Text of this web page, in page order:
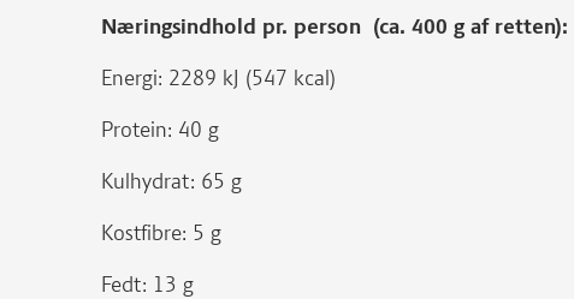
Næringsindhold pr. person (ca. 400 g af retten):
Energi: 2289 kJ (547 kcal)
Protein: 40 g
Kulhydrat: 65 g
Kostfibre: 5 g
Fedt: 13 g